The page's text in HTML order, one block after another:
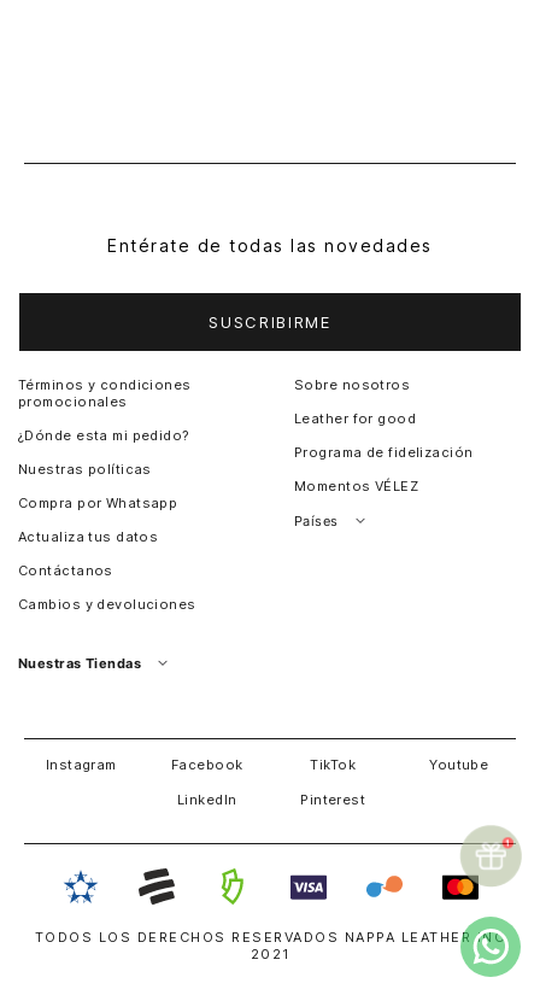
Entérate de todas las novedades
SUSCRIBIRME
Términos y condiciones
promocionales
¿Dónde esta mi pedido?
Nuestras políticas
Compra por Whatsapp
Actualiza tus datos
Contáctanos
Cambios y devoluciones
Sobre nosotros
Leather for good
Programa de fidelización
Momentos VÉLEZ
Países
Costa Rica
Nuestras Tiendas
Instagram
Facebook TikTok Youtube
LinkedIn Pinterest
TODOS LOS DERECHOS RESERVADOS NAPPA LEATHER INC
2021